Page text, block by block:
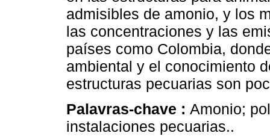
admisibles de amonio, y los
las concentraciones y las
países como Colombia,
ambiental y el conocimiento
estructuras pecuarias son
Palavras-chave : Amonio;
instalaciones pecuarias..